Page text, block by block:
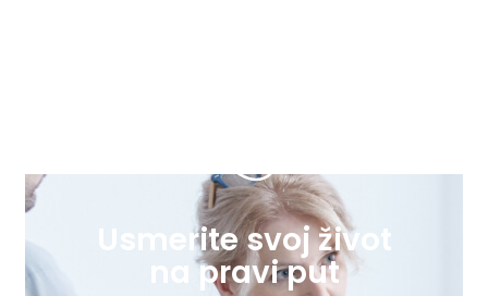
Usmerite svoj život
na pravi put